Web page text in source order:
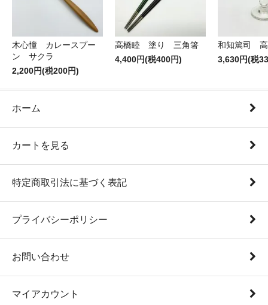
木心憧 カレースプー
ン サクラ
2,200円(税200円)
高橋睦 塗り 三角箸
4,400円(税400円)
和知篤司
3,630円(税
ホーム
カートを見る
特定商取引法に基づく表記
プライバシーポリシー
お問い合わせ
マイアカウント